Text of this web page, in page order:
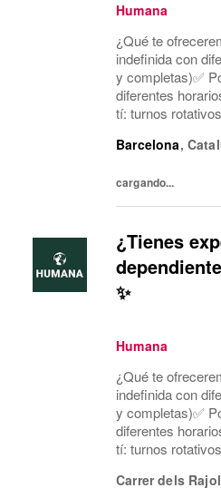
Humana
¿Qué te
indefinida con
y completas)✅
diferentes
tí: turnos
laboral en cinco
Barcelona,
cargando...
¿Tienes
✨
Humana
¿Qué te
indefinida con
y completas)✅
diferentes
tí: turnos
Carrer dels